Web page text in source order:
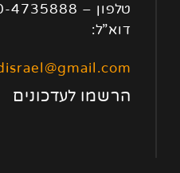
טלפון – 050-4735888
דוא”ל:
הרשמו לעדכונים